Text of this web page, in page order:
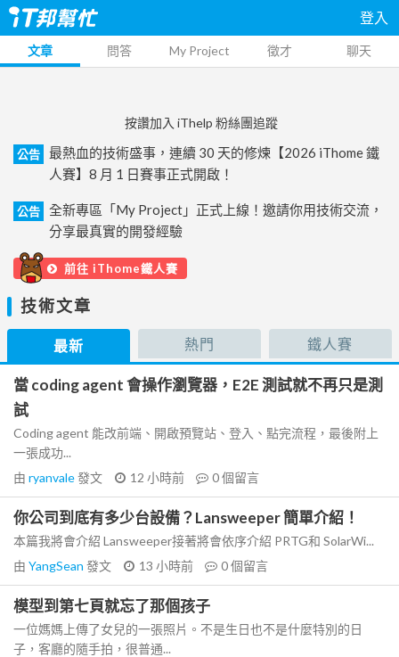
登入
文章 問答 My Project 徵才 聊天
按讚加入 iThelp 粉絲團追蹤
公告
最熱血的技術盛事，連續 30 天的修煉【2026 iThome 鐵
人賽】8 月 1 日賽事正式開啟！
公告
全新專區「My Project」正式上線！邀請你用技術交流，
分享最真實的開發經驗
前往 iThome鐵人賽
技術文章
最新 熱門 鐵人賽
當 coding agent 會操作瀏覽器，E2E 測試就不再只是測
試
Coding agent 能改前端、開啟預覽站、登入、點完流程，最後附上
一張成功...
由 ryanvale發文 12 小時前 0個留言
你公司到底有多少台設備？Lansweeper 簡單介紹！
本篇我將會介紹 Lansweeper接著將會依序介紹 PRTG和 SolarWi...
由 YangSean 發文 13 小時前 0個留言
模型到第七頁就忘了那個孩子
一位媽媽上傳了女兒的一張照片。不是生日也不是什麼特別的日
子，客廳的隨手拍，很普通...